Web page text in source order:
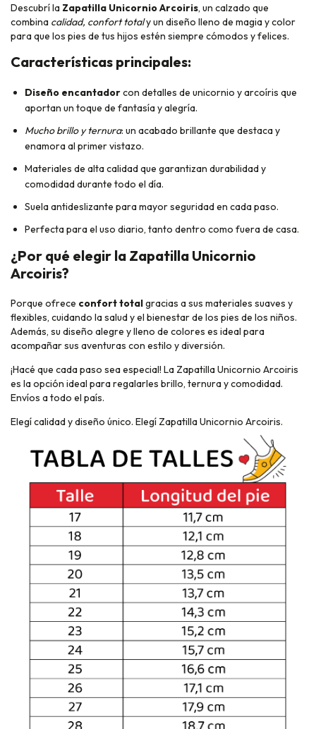
Descubrí la Zapatilla Unicornio Arcoiris, un calzado que
combina calidad, confort totaly un diseño lleno de magia y color
para que los pies de tus hijos estén siempre cómodos y felices.
Características principales:
Diseño encantadorcon detalles de unicornio y arcoíris que
aportan un toque de fantasía y alegría.
Mucho brillo y ternura: un acabado brillante que destaca y
enamora al primer vistazo.
Materiales de alta calidad que garantizan durabilidad y
comodidad durante todo el día.
Suela antideslizante para mayor seguridad en cada paso.
Perfecta para el uso diario, tanto dentro como fuera de casa.
¿Por qué elegir la Zapatilla Unicornio
Arcoiris?
Porque ofrece confort totalgracias a sus materiales suaves y
flexibles, cuidando la salud y el bienestar de los pies de los niños.
Además, su diseño alegre y lleno de colores es ideal para
acompañar sus aventuras con estilo y diversión.
¡Hacé que cada paso sea especial! La Zapatilla Unicornio Arcoiris
es la opción ideal para regalarles brillo, ternura y comodidad.
Envíos a todo el país.
Elegí calidad y diseño único. Elegí Zapatilla Unicornio Arcoiris.